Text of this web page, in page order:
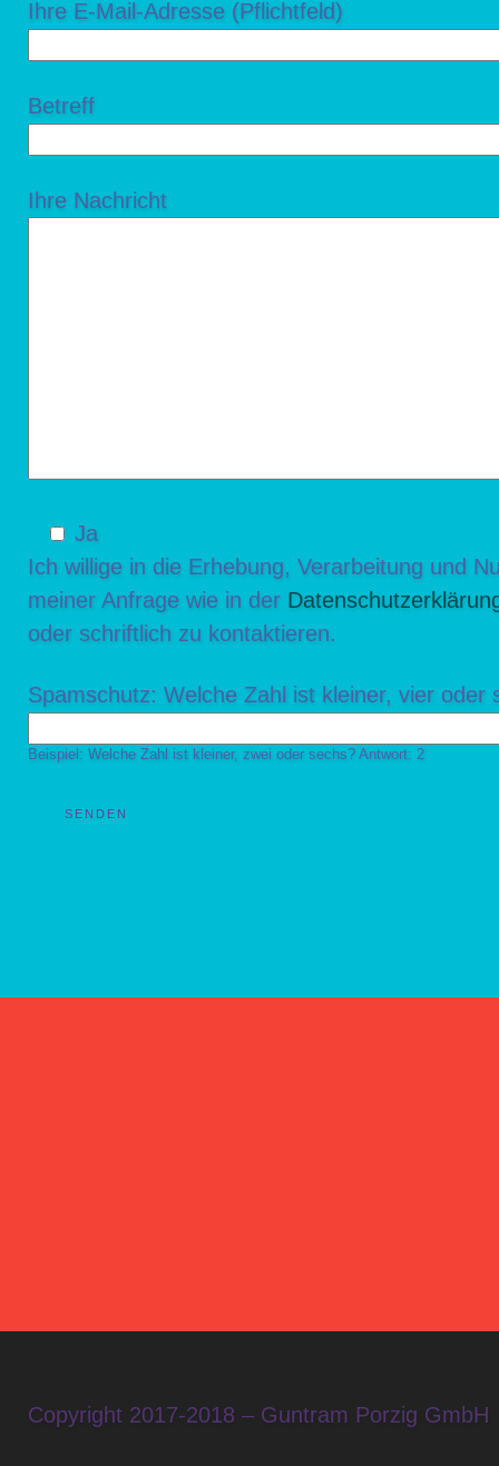
Ihre E-Mail-Adresse (Pflichtfeld)
Betreff
Ihre Nachricht
Ja
Ich willige in die Erhebung, Verarbeitung und
meiner Anfrage wie in der
oder schriftlich zu kontaktieren.
Spamschutz: Welche Zahl ist kleiner, vier oder
Beispiel: Welche Zahl ist kleiner, zwei oder sechs? Antwort: 2
Copyright 2017-2018 – Guntram Porzig GmbH